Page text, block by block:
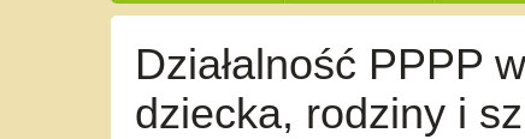
Działalność PPPP
dziecka, rodziny i